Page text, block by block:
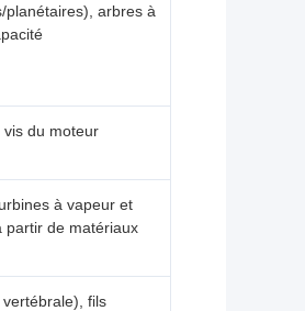
planétaires), arbres à
du moteur
à vapeur et
partir de matériaux
fils